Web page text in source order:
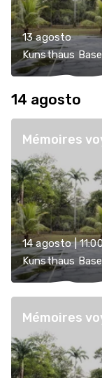
13 agosto
Kunsthaus
14 agosto
Mémoires
14 agosto |
Kunsthaus
Mémoires